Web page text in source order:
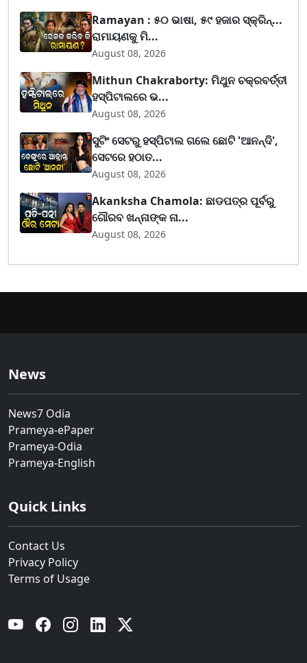
Ramayan : ୫୦ ଭାଷା, ୫୯ ହଜାର ସ୍କ୍ରିନ୍...
ରାମାୟଣକୁ ମି...
August 08, 2026
Mithun Chakraborty: ମିଥୁନ ଚକ୍ରବର୍ତ୍ତୀ
ହସ୍ପିଟାଲରେ ଭ...
August 08, 2026
ସୁଟିଂ ସେଟରୁ ହସ୍ପିଟାଲ ଗଲେ ଛୋଟି 'ଆନନ୍ଦି',
ସେଟରେ ହଠାତ...
August 08, 2026
Akanksha Chamola: ଛାଡପତ୍ର ପୂର୍ବରୁ
ଗୌରବ ଖନ୍ନାଙ୍କ ନା...
August 08, 2026
News
News7 Odia
Prameya-ePaper
Prameya-Odia
Prameya-English
Quick Links
Contact Us
Privacy Policy
Terms of Usage
YouTube Facebook Instagram Linkedin